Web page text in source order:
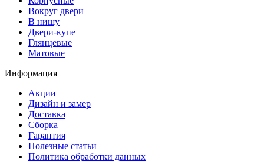
Вокруг двери
В нишу
Двери-купе
Глянцевые
Матовые
Информация
Акции
Дизайн и замер
Доставка
Сборка
Гарантия
Полезные статьи
Политика обработки данных